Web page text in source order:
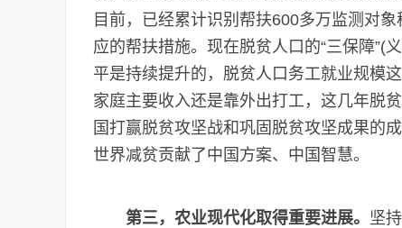
目前，已经累计识别帮扶600多万监测对
应的帮扶措施。现在脱贫人口的“三保障”(
平是持续提升的，脱贫人口务工就业规模
家庭主要收入还是靠外出打工，这几年脱
国打赢脱贫攻坚战和巩固脱贫攻坚成果的
世界减贫贡献了中国方案、中国智慧。
第三，农业现代化取得重要进展。 坚